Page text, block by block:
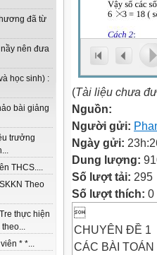
đã từ
nên đưa
học sinh) :
bài giảng
trưởng
THCS....
Theo
thực hiện
* *...
(Tài liệu chưa
Nguồn:
Người gửi:
Ngày gửi:
Dung lượng:
Số lượt tải: 295
Số lượt thích: 0

CHUYÊN ĐỀ 1
CÁC BÀI